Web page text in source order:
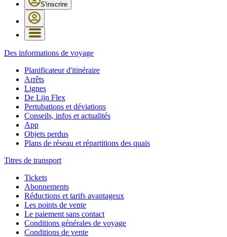
S'inscrire
Des informations de voyage
Planificateur d'itinéraire
Arrêts
Lignes
De Lijn Flex
Pertubations et déviations
Conseils, infos et actualités
App
Objets perdus
Plans de réseau et répartitions des quais
Titres de transport
Tickets
Abonnements
Réductions et tarifs avantageux
Les points de vente
Le paiement sans contact
Conditions générales de voyage
Conditions de vente